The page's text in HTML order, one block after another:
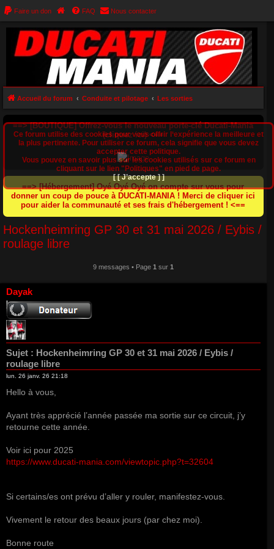
Faire un don FAQ Nous contacter
Accueil du forum Conduite et pilotage Les sorties
==> [BOUTIQUE] Offrez-vous le nouveau porte-clé Ducati-Mania
(cliquez ici) <==
==> [Hébergement] Oyé Oyé Oyé on compte sur vous pour
donner un coup de pouce à DUCATI-MANIA ! Merci de cliquer ici
pour aider la communauté et ses frais d'hébergement ! <==
Hockenheimring GP 30 et 31 mai 2026 / Eybis /
roulage libre
9 messages • Page 1 sur 1
Dayak
Sujet : Hockenheimring GP 30 et 31 mai 2026 / Eybis /
roulage libre
lun. 26 janv. 26 21:18
Hello à vous,
Ayant très apprécié l’année passée ma sortie sur ce circuit, j’y
retourne cette année.
Voir ici pour 2025
https://www.ducati-mania.com/viewtopic.php?t=32604
Si certains/es ont prévu d’aller y rouler, manifestez-vous.
Vivement le retour des beaux jours (par chez moi).
Bonne route
Ce forum utilise des cookies pour vous offrir l‘expérience la meilleure et
la plus pertinente. Pour utiliser ce forum, cela signifie que vous devez
accepter cette politique.
Vous pouvez en savoir plus sur les cookies utilisés sur ce forum en
cliquant sur le lien "Politiques" en pied de page.
[ [ J’accepte ] ]